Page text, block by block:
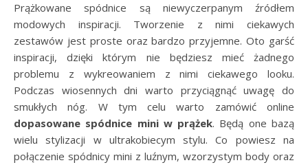
Prążkowane spódnice są niewyczerpanym źródłem
modowych inspiracji. Tworzenie z nimi ciekawych
zestawów jest proste oraz bardzo przyjemne. Oto garść
inspiracji, dzięki którym nie będziesz mieć żadnego
problemu z wykreowaniem z nimi ciekawego looku.
Podczas wiosennych dni warto przyciągnąć uwagę do
smukłych nóg. W tym celu warto zamówić online
dopasowane spódnice mini w prążek. Będą one bazą
wielu stylizacji w ultrakobiecym stylu. Co powiesz na
połączenie spódnicy mini z luźnym, wzorzystym body oraz